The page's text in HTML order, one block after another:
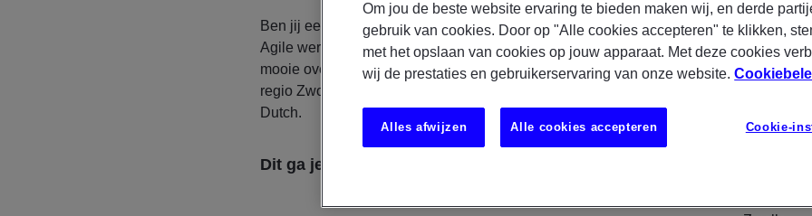
Ben jij een Analist met API-kennis die het leuk vindt om in een
Agile werkomgeving te werken? Wil jij graag werken binnen een
mooie overheids- organisatie met een maatschappelijk belang in
regio Zwolle? Lees dan verder! This vacancy requires fluent
Dutch.
Dit ga je doen
Om jou de beste website ervaring te bieden maken wij, en derde
gebruik van cookies. Door op "Alle cookies accepteren" te klikken,
met het opslaan van cookies op jouw apparaat. Met deze cookies
wij de prestaties en gebruikerservaring van onze website.
Cookie-
Alles afwijzen Alle cookies accepteren